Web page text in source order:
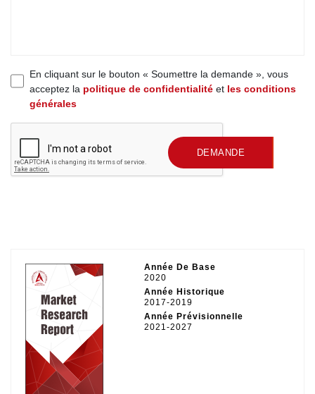
En cliquant sur le bouton « Soumettre la demande », vous
acceptez la politique de confidentialité et les conditions
générales
SOUMETTRE UNE DEMANDE
Année De Base
2020
Année Historique
2017-2019
Année Prévisionnelle
2021-2027